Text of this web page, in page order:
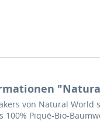
von Natural
100% Piqué-Bio-